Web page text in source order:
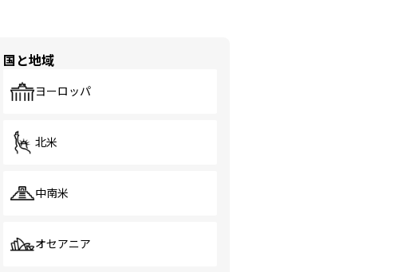
国と地域
ヨーロッパ
北米
中南米
オセアニア